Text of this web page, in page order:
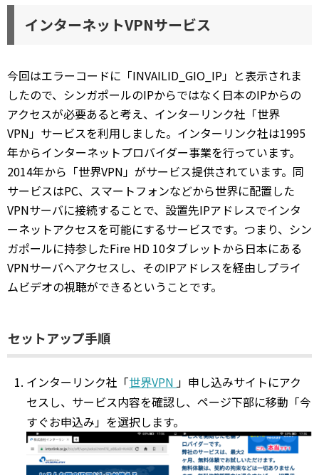
インターネットVPNサービス
今回はエラーコードに「INVAILID_GIO_IP」と表示されま
したので、シンガポールのIPからではなく日本のIPからの
アクセスが必要あると考え、インターリンク社「世界
VPN」サービスを利用しました。インターリンク社は1995
年からインターネットプロバイダー事業を行っています。
2014年から「世界VPN」がサービス提供されています。同
サービスはPC、スマートフォンなどから世界に配置した
VPNサーバに接続することで、設置先IPアドレスでインタ
ーネットアクセスを可能にするサービスです。つまり、シン
ガポールに持参したFire HD 10タブレットから日本にある
VPNサーバへアクセスし、そのIPアドレスを経由しプライ
ムビデオの視聴ができるということです。
セットアップ手順
インターリンク社「世界VPN」申し込みサイトにアク
セスし、サービス内容を確認し、ページ下部に移動「今
すぐお申込み」を選択します。